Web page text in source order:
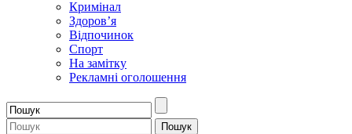
Кримінал
Здоров’я
Відпочинок
Спорт
На замітку
Рекламні оголошення